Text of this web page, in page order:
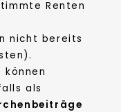
Renten
nicht bereits
als